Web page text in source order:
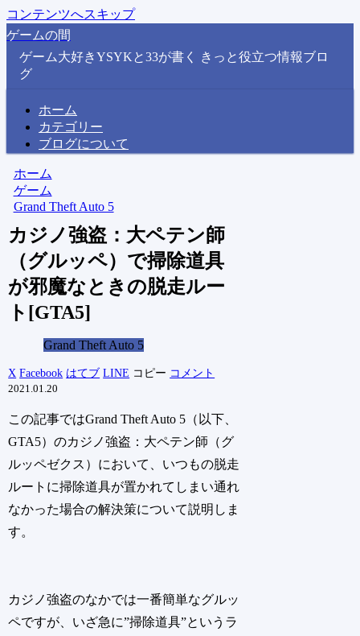
コンテンツへスキップ
ゲームの間
ゲーム大好きYSYKと33が書く きっと役立つ情報ブロ
グ
ホーム
カテゴリー
ブログについて
ホーム
ゲーム
Grand Theft Auto 5
カジノ強盗：大ペテン師
（グルッペ）で掃除道具
が邪魔なときの脱走ルー
ト[GTA5]
Grand Theft Auto 5
X Facebook はてブ LINE コピー コメント
2021.01.20
この記事ではGrand Theft Auto 5（以下、
GTA5）のカジノ強盗：大ペテン師（グ
ルッペゼクス）において、いつもの脱走
ルートに掃除道具が置かれてしまい通れ
なかった場合の解決策について説明しま
す。
カジノ強盗のなかでは一番簡単なグルッ
ペですが、いざ急に”掃除道具”というラ